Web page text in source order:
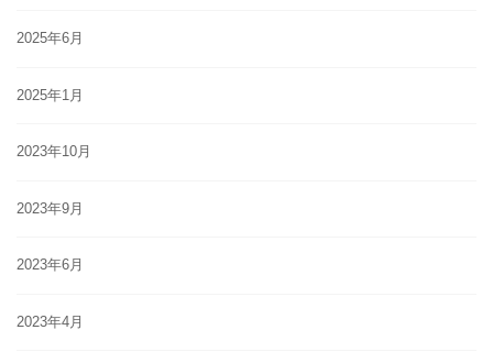
2025年6月
2025年1月
2023年10月
2023年9月
2023年6月
2023年4月